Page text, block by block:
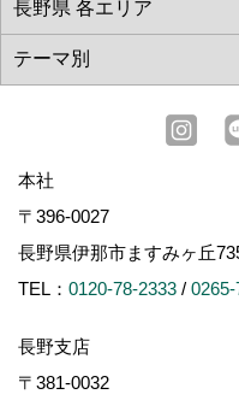
本社
〒396-0027
長野県伊那市ますみヶ丘
TEL： 0120-78-2333 /
長野支店
〒381-0032